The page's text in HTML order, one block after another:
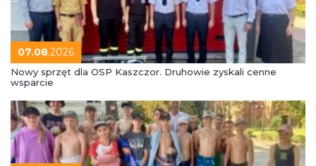
07.08.2026
Nowy sprzęt dla OSP Kaszczor. Druhowie zyskali cenne
wsparcie